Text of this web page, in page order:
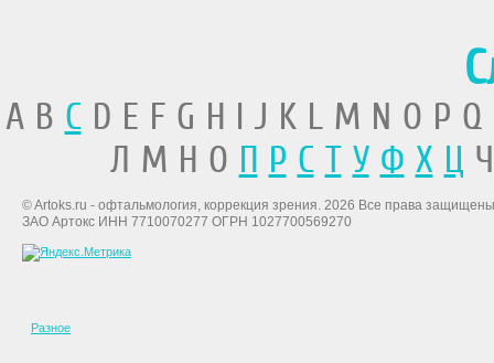
A B CD E F G H I J K L M N O P
Л М Н О П Р С Т У Ф Х Ц
© Artoks.ru - офтальмология, коррекция зрения. 2026 Все права
ЗАО Артокс ИНН 7710070277 ОГРН 1027700569270
Разное